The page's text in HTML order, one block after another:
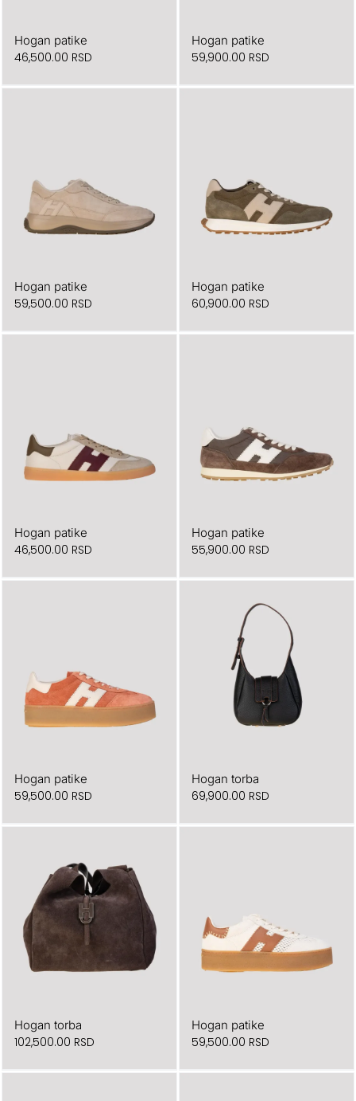
Hogan patike
46,500.00 RSD
Hogan patike
59,900.00 RSD
Hogan patike
59,500.00 RSD
Hogan patike
60,900.00 RSD
Hogan patike
46,500.00 RSD
Hogan patike
55,900.00 RSD
Hogan patike
59,500.00 RSD
Hogan torba
69,900.00 RSD
Hogan torba
102,500.00 RSD
Hogan patike
59,500.00 RSD